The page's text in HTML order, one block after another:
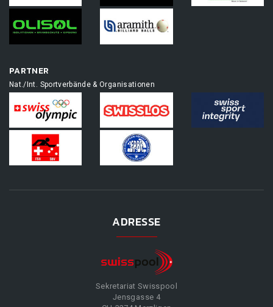
PARTNER
Nat./Int. Sportverbände & Organisationen
ADRESSE
Sekretariat Swisspool
Jensgasse 4